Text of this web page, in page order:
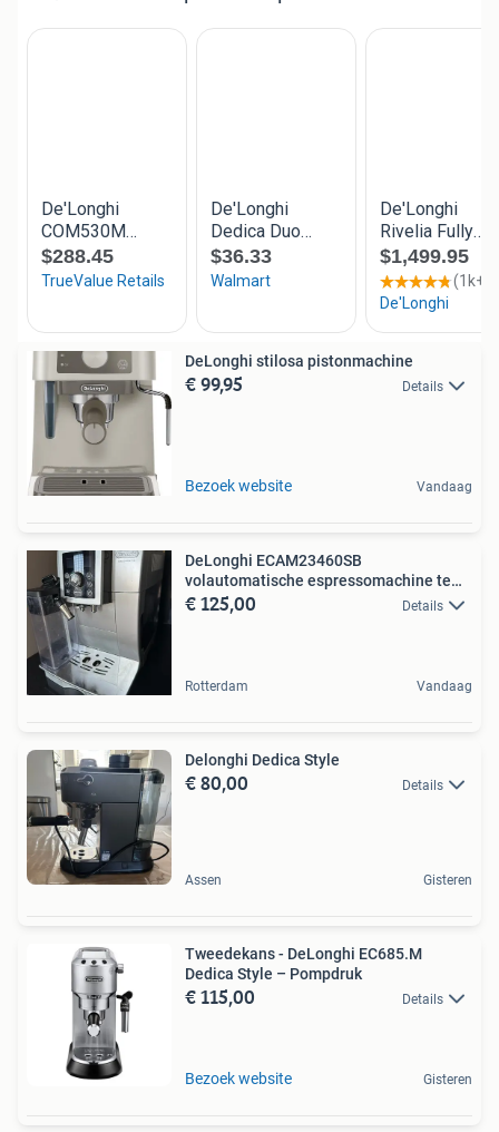
DeLonghi stilosa pistonmachine
€ 99,95 Details
Bezoek website Vandaag
DeLonghi ECAM23460SB
volautomatische espressomachine te
koop
€ 125,00 Details
Rotterdam Vandaag
Delonghi Dedica Style
€ 80,00 Details
Assen Gisteren
Tweedekans - DeLonghi EC685.M
Dedica Style – Pompdruk
€ 115,00 Details
Bezoek website Gisteren